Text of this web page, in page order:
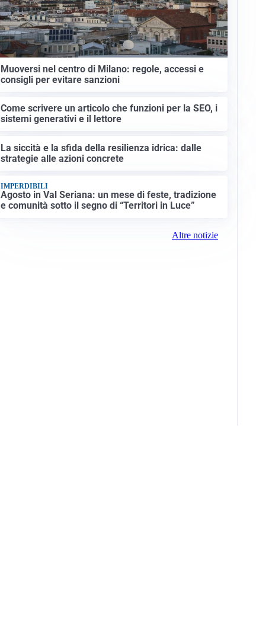
Muoversi nel centro di Milano: regole, accessi e
consigli per evitare sanzioni
Come scrivere un articolo che funzioni per la SEO, i
sistemi generativi e il lettore
La siccità e la sfida della resilienza idrica: dalle
strategie alle azioni concrete
IMPERDIBILI
Agosto in Val Seriana: un mese di feste, tradizione
e comunità sotto il segno di “Territori in Luce”
Altre notizie